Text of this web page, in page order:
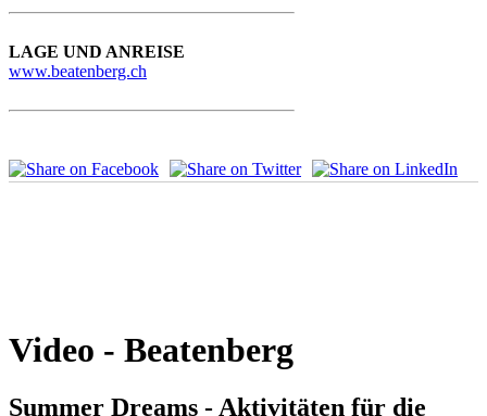
LAGE UND ANREISE
www.beatenberg.ch
Video - Beatenberg
Summer Dreams - Aktivitäten für die